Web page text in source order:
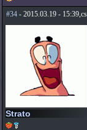
#34- 2015.03.19 - 15:39,cs
Strato